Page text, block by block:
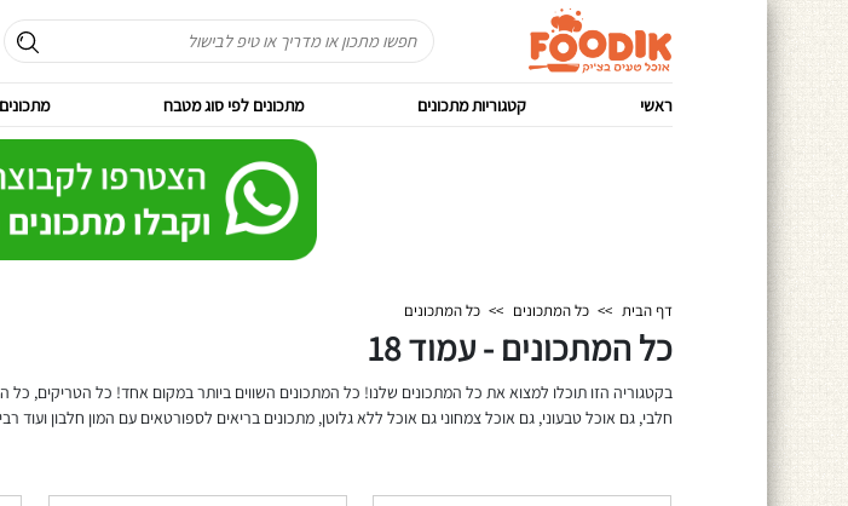
ראשי קטגוריות מתכונים מתכונים לפי סוג מטבח
דף הבית >> כל המתכונים >> כל המתכונים
כל המתכונים - עמוד 18
בקטגוריה הזו תוכלו למצוא את כל המתכונים שלנו! כל המתכונים השווים ביותר במקום אחד! כל הטריקים,
חלבי, גם אוכל טבעוני, גם אוכל צמחוני גם אוכל ללא גלוטן, מתכונים בריאים לספורטאים עם המון חלבון ועוד